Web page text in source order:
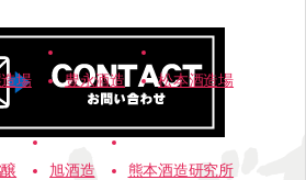
場 豊永酒造 松本酒造場
旭酒造 熊本酒造研究所